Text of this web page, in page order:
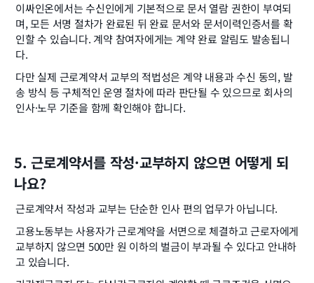
이싸인온에서는 수신인에게 기본적으로 문서 열람 권한이 부여되
며, 모든 서명 절차가 완료된 뒤 완료 문서와 문서이력인증서를 확
인할 수 있습니다. 계약 참여자에게는 계약 완료 알림도 발송됩니
다.
다만 실제 근로계약서 교부의 적법성은 계약 내용과 수신 동의, 발
송 방식 등 구체적인 운영 절차에 따라 판단될 수 있으므로 회사의
인사·노무 기준을 함께 확인해야 합니다.
5. 근로계약서를 작성·교부하지 않으면 어떻게 되
나요?
근로계약서 작성과 교부는 단순한 인사 편의 업무가 아닙니다.
고용노동부는 사용자가 근로계약을 서면으로 체결하고 근로자에게
교부하지 않으면 500만 원 이하의 벌금이 부과될 수 있다고 안내하
고 있습니다.